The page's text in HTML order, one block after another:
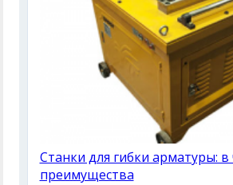
Станки для гибки арматуры: в
преимущества